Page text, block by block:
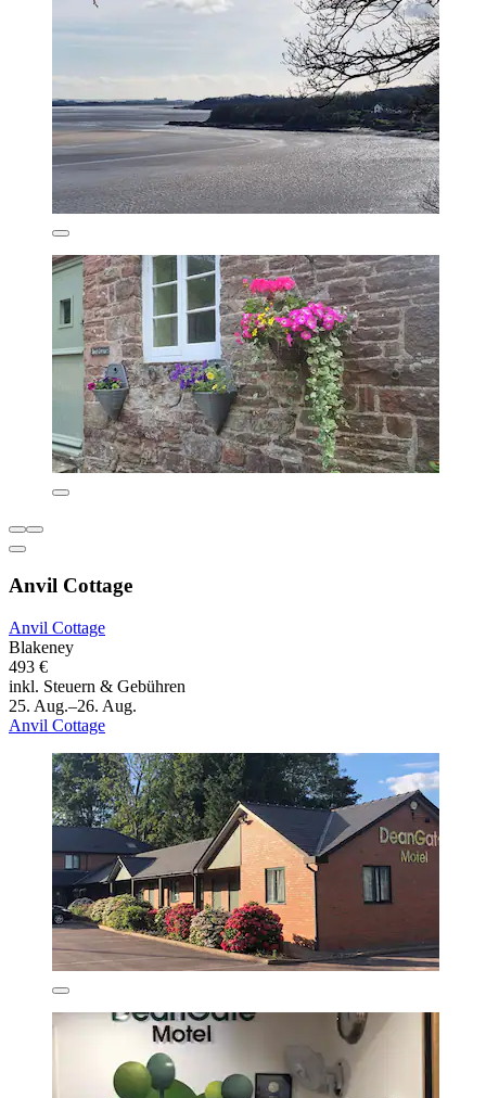
Anvil Cottage
Anvil Cottage
Blakeney
493 €
inkl. Steuern & Gebühren
25. Aug.–26. Aug.
Anvil Cottage